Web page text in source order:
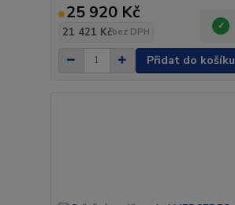
25 920 Kč
21 421 Kčbez DPH
Přidat do košíku